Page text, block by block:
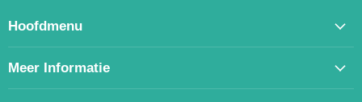
Hoofdmenu
Meer Informatie